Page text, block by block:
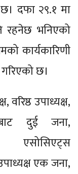
छ। दफा २९.१ मा
रहनेछ भनिएको
कार्यकारिणी
छ।
उपाध्यक्ष,
दुई जना,
एसोसिएट्स
एक जना,